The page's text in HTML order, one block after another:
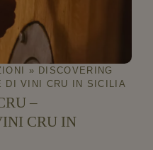
» DISCOVERING
DI VINI CRU IN SICILIA
–
CRU IN